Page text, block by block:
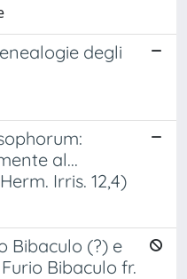
degli
al...
Irris. 12,4)
Bibaculo (?) e
Bibaculo fr.